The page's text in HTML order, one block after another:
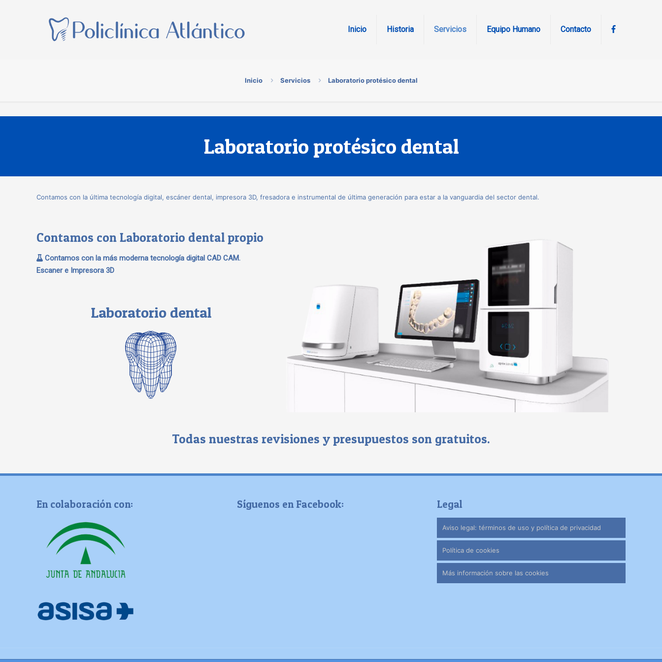
Inicio Historia Servicios Equipo Humano Contacto
Inicio Servicios Laboratorio protésico dental
Laboratorio protésico dental
Contamos con la última tecnología digital, escáner dental, impresora 3D, fresadora e instrumental de última generación para estar a la vanguardia del sector dental.
Contamos con Laboratorio dental propio
Contamos con la más moderna tecnología digital CAD CAM.
Escaner e Impresora 3D
Laboratorio dental
Todas nuestras revisiones y presupuestos son gratuitos.
En colaboración con: Síguenos en Facebook: Legal
Aviso legal: términos de uso y política de privacidad
Política de cookies
Más información sobre las cookies